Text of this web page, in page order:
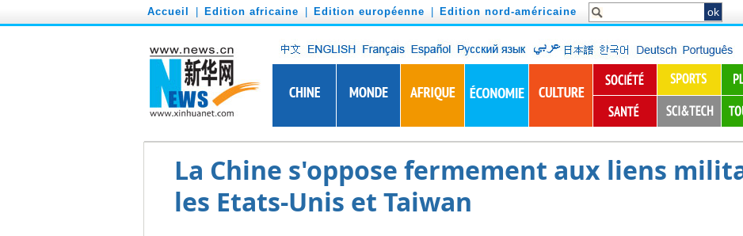
Accueil Edition africaine Edition européenne Edition nord-américaine
La Chine s'oppose fermement aux liens
les Etats-Unis et Taiwan